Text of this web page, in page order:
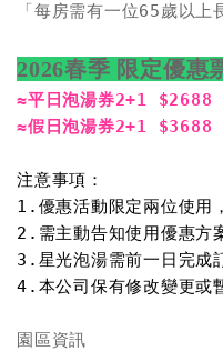
「每房需有一位65歲以上
2026春季 限定優惠
≈平日泡湯券2+1 $2688
≈假日泡湯券2+1 $3688
注意事項：
1.優惠活動限定兩位使用
2.需主動告知使用優惠方
3.星光泡湯需前一日完成
園區資訊